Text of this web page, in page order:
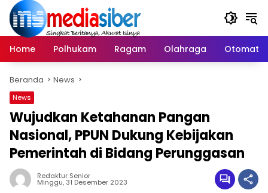
Langsung
konten
Home
Polhukam Ragam Olahraga Otomatif
Beranda News
News
Wujudkan Ketahanan Pangan
Nasional, PPUN Dukung Kebijakan
Pemerintah di Bidang Perunggasan
Redaktur Senior
Minggu, 31 Desember 2023